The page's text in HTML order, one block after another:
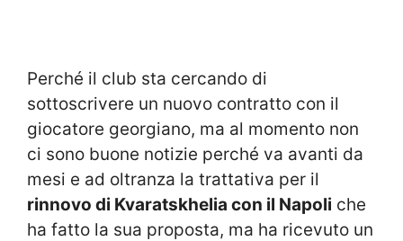
Perché il club sta cercando di
sottoscrivere un nuovo contratto con il
giocatore georgiano, ma al momento non
ci sono buone notizie perché va avanti da
mesi e ad oltranza la trattativa per il
rinnovo di Kvaratskhelia con il Napoli che
ha fatto la sua proposta, ma ha ricevuto un